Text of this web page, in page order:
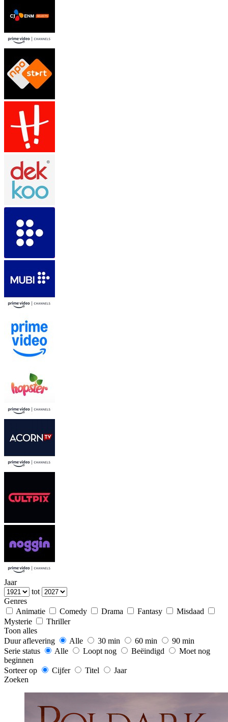
Jaar
tot
Genres
Animatie
Comedy Drama Fantasy
Misdaad
Mysterie
Thriller
Toon alles
Duur aflevering
Alle 30 min 60 min
90 min
Serie status
Alle Loopt nog Beëindigd
Moet nog
beginnen
Sorteer op
Cijfer Titel
Jaar
Zoeken